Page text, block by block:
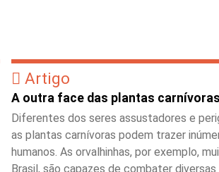
Artigo
A outra face das plantas carnívoras
Diferentes dos seres assustadores e
as plantas carnívoras podem trazer
humanos. As orvalhinhas, por exemplo,
Brasil, são capazes de combater